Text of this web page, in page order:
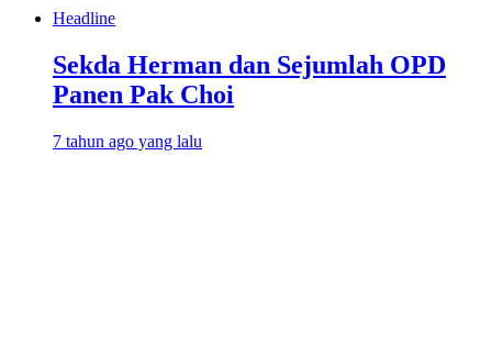
Headline
Sekda Herman dan Sejumlah OPD
Panen Pak Choi
7 tahun ago yang lalu